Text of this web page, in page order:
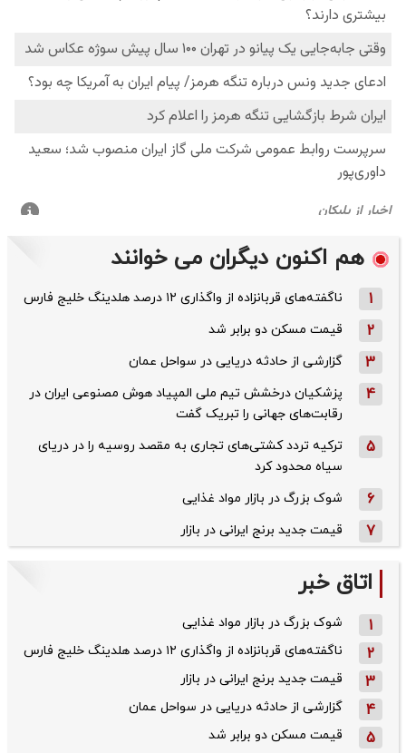
هم اکنون دیگران می خوانند
1 ناگفته‌های قربانزاده از واگذاری ۱۲ درصد هلدینگ خلیج فارس
2 قیمت مسکن دو برابر شد
3 گزارشی از حادثه دریایی در سواحل عمان
4
پزشکیان درخشش تیم ملی المپیاد هوش مصنوعی ایران در
رقابت‌های جهانی را تبریک گفت
5
ترکیه تردد کشتی‌های تجاری به مقصد روسیه را در دریای
سیاه محدود کرد
6 شوک بزرگ در بازار مواد غذایی
7 قیمت جدید برنج ایرانی در بازار
اتاق خبر
1 شوک بزرگ در بازار مواد غذایی
2 ناگفته‌های قربانزاده از واگذاری ۱۲ درصد هلدینگ خلیج فارس
3 قیمت جدید برنج ایرانی در بازار
4 گزارشی از حادثه دریایی در سواحل عمان
5 قیمت مسکن دو برابر شد